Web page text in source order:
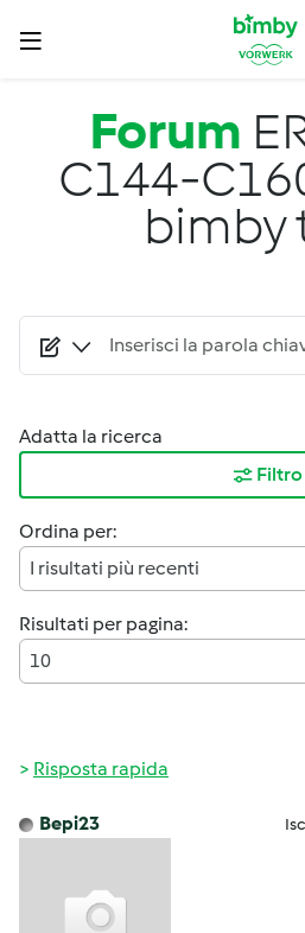
Salta al contenuto principale
Forum
C144-
bimby
Adatta la ricerca
Filtro
Ordina per:
I risultati più recenti
Risultati per pagina:
10
Risposta rapida
Bepi23